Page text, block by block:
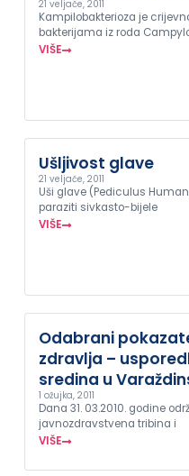
21 veljače, 2011
Kampilobakterioza je
bakterijama iz roda
VIŠE
Ušljivost glave
21 veljače, 2011
Uši glave (Pediculus
paraziti sivkasto-bijele
VIŠE
Odabrani
zdravlja –
sredina u
1 ožujka, 2011
Dana 31. 03.2010. godine
javnozdravstvena tribina i
VIŠE